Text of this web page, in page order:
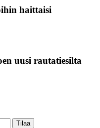
haittaisi
uusi rautatiesilta